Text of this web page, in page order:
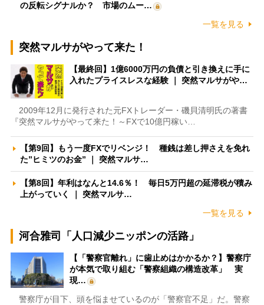
の反転シグナルか？ 市場のムー…
一覧を見る
突然マルサがやって来た！
【最終回】1億6000万円の負債と引き換えに手に
入れたプライスレスな経験 ｜ 突然マルサがや…
2009年12月に発行された元FXトレーダー・磯貝清明氏の著書
『突然マルサがやって来た！～FXで10億円稼い…
【第9回】もう一度FXでリベンジ！ 種銭は差し押さえを免れ
た”ヒミツのお金” ｜ 突然マルサ…
【第8回】年利はなんと14.6％！ 毎日5万円超の延滞税が積み
上がっていく ｜ 突然マルサ…
一覧を見る
河合雅司「人口減少ニッポンの活路」
【「警察官離れ」に歯止めはかかるか？】警察庁
が本気で取り組む「警察組織の構造改革」 実
現…
警察庁が目下、頭を悩ませているのが「警察官不足」だ。警察